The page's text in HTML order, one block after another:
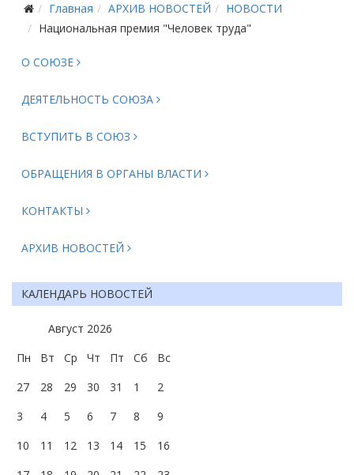
Главная АРХИВ НОВОСТЕЙ
НОВОСТИ
Национальная премия "Человек труда"
О СОЮЗЕ
ДЕЯТЕЛЬНОСТЬ СОЮЗА
ВСТУПИТЬ В СОЮЗ
ОБРАЩЕНИЯ В ОРГАНЫ ВЛАСТИ
КОНТАКТЫ
АРХИВ НОВОСТЕЙ
КАЛЕНДАРЬ НОВОСТЕЙ
Август 2026
Пн
Вт Ср Чт Пт Сб
Вс
27
28 29 30 31 1
2
3
4 5 6 7 8
9
10
11 12 13 14 15
16